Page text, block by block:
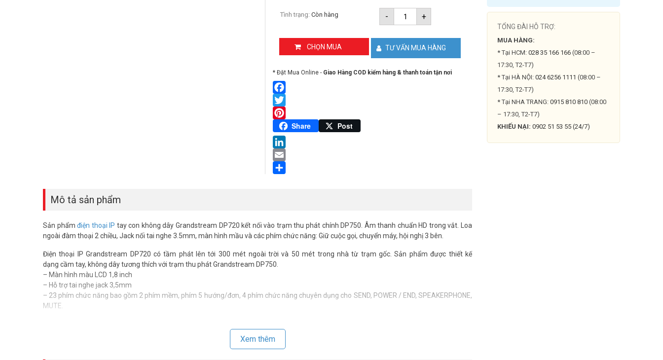
-
Điện
thoại
IP
con
không
dây
DP720
+
Tình trạng: Còn hàng
CHỌN MUA TƯ VẤN MUA HÀNG
* Đặt Mua Online - Giao Hàng COD kiểm hàng & thanh toán tận nơi
Facebook
Twitter
Pinterest
Share Post
LinkedIn
Email
Mô tả sản phẩm
Sản phẩmđiện thoại IP tay con không dây Grandstream DP720 kết nối vào trạm thu phát chính DP750. Âm thanh chuẩn HD trong vắt. Loa
ngoài đàm thoại 2 chiều, Jack nối tai nghe 3.5mm, màn hình mầu và các phím chức năng: Giữ cuộc gọi, chuyển máy, hội nghị 3 bên.
Điện thoại IP Grandstream DP720 có tầm phát lên tới 300 mét ngoài trời và 50 mét trong nhà từ trạm gốc. Sản phẩm được thiết kế
dạng cầm tay, không dây tương thích với trạm thu phát Grandstream DP750.
– Màn hình màu LCD 1,8 inch
– Hỗ trợ tai nghe jack 3,5mm
– 23 phím chức năng bao gồm 2 phím mềm, phím 5 hướng/đơn, 4 phím chức năng chuyên dụng cho SEND, POWER / END, SPEAKERPHONE,
MUTE.
– Lên đến 10 tài khoản SIP cho mỗi hệ thống và lên đến 10 dòng cho mỗi thiết bị cầm tay
Xem thêm
TỔNG ĐÀI HỖ TRỢ:
MUA HÀNG:
* Tại HCM: 028 35 166 166 (08:00 –
17:30, T2-T7)
* Tại HÀ NỘI: 024 6256 1111 (08:00 –
17:30, T2-T7)
* Tại NHA TRANG: 0915 810 810 (08:00
– 17:30, T2-T7)
KHIẾU NẠI: 0902 51 53 55 (24/7)